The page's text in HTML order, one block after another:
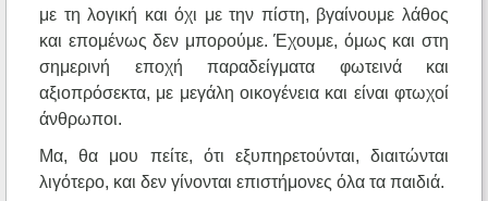
με τη λογική και όχι με την πίστη, βγαίνουμε λάθος
και επομένως δεν μπορούμε. Έχουμε, όμως και στη
σημερινή εποχή παραδείγματα φωτεινά και
αξιοπρόσεκτα, με μεγάλη οικογένεια και είναι φτωχοί
άνθρωποι.
Μα, θα μου πείτε, ότι εξυπηρετούνται, διαιτώνται
λιγότερο, και δεν γίνονται επιστήμονες όλα τα παιδιά.